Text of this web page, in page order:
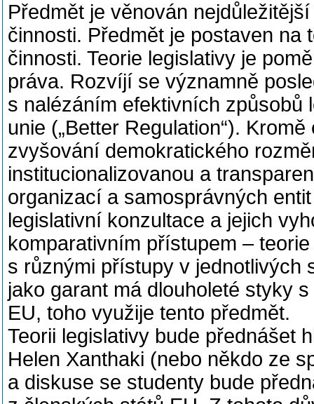
Předmět je věnován
činnosti. Předmět je postaven
činnosti. Teorie legislativy je
práva. Rozvíjí se významně
s nalézáním efektivních způsobů
unie („Better Regulation“).
zvyšování demokratického
institucionalizovanou a
organizací a samosprávných
legislativní konzultace a jejich
komparativním přístupem –
s různými přístupy v jednotlivých
jako garant má dlouholeté styky
EU, toho využije tento předmět.
Teorii legislativy bude přednášet
Helen Xanthaki (nebo někdo ze
a diskuse se studenty bude